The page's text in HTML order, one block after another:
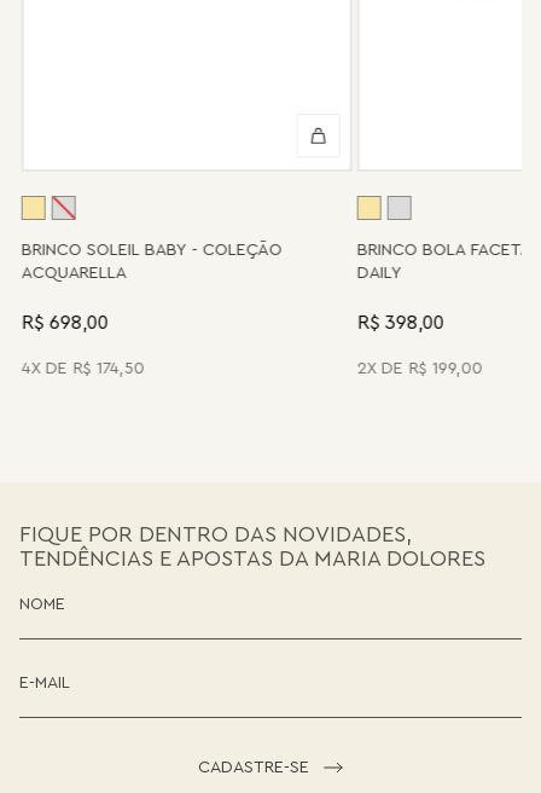
disposição para orientá-la e oferecer a melhor alternativa
BRINCO SOLEIL BABY - COLEÇÃO
ACQUARELLA
R$ 698,00
4 R$ 174,50
BRINCO BOLA
DAILY
R$ 398,00
2 R$ 199,00
FIQUE POR DENTRO DAS NOVIDADES,
TENDÊNCIAS E APOSTAS DA MARIA DOLORES
CADASTRE-SE